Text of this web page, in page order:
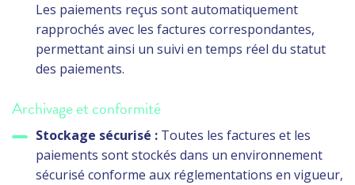
Les paiements reçus sont automatiquement
rapprochés avec les factures correspondantes,
permettant ainsi un suivi en temps réel du statut
des paiements.
Archivage et conformité
Stockage sécurisé : Toutes les factures et les
paiements sont stockés dans un environnement
sécurisé conforme aux réglementations en vigueur,